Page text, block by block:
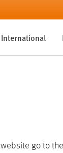
International
go to the